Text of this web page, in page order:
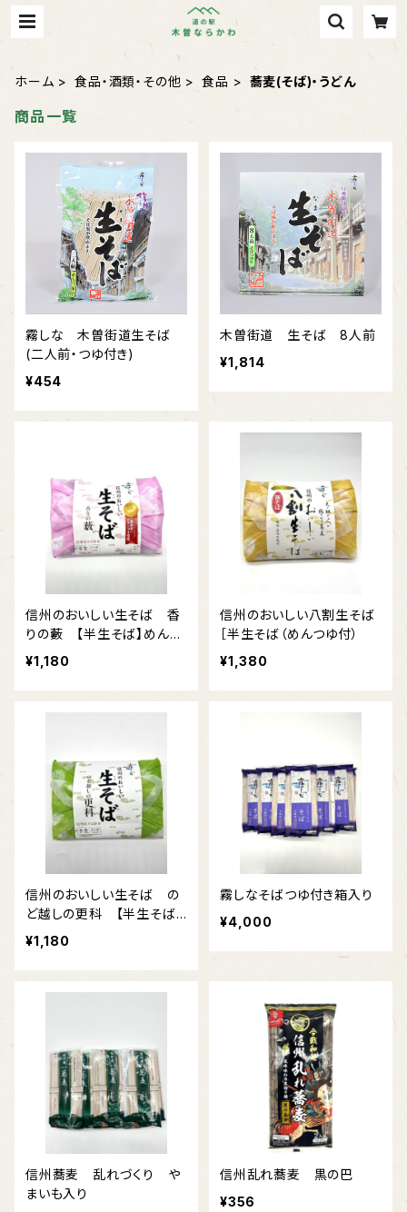
ホーム 食品・酒類・その他 食品 蕎麦(そば)・うどん
商品一覧
霧しな 木曽街道生そば
(二人前・つゆ付き)
¥454
木曽街道 生そば 8人前
¥1,814
信州のおいしい生そば 香
りの藪 【半生そば】めんつ
ゆ付
¥1,180
信州のおいしい八割生そば
［半生そば（めんつゆ付）
¥1,380
信州のおいしい生そば の
ど越しの更科 【半生そば】
めんつゆ付
¥1,180
霧しなそばつゆ付き箱入り
¥4,000
信州蕎麦 乱れづくり や
まいも入り
信州乱れ蕎麦 黒の巴
¥356